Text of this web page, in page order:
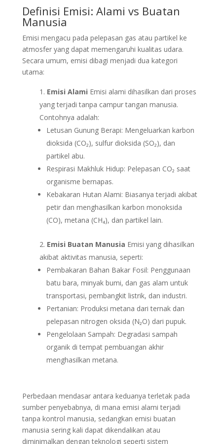
Definisi Emisi: Alami vs Buatan
Manusia
Emisi mengacu pada pelepasan gas atau partikel ke
atmosfer yang dapat memengaruhi kualitas udara.
Secara umum, emisi dibagi menjadi dua kategori
utama:
Emisi Alami Emisi alami dihasilkan dari proses
yang terjadi tanpa campur tangan manusia.
Contohnya adalah:
Letusan Gunung Berapi: Mengeluarkan karbon
dioksida (CO₂), sulfur dioksida (SO₂), dan
partikel abu.
Respirasi Makhluk Hidup: Pelepasan CO₂ saat
organisme bernapas.
Kebakaran Hutan Alami: Biasanya terjadi akibat
petir dan menghasilkan karbon monoksida
(CO), metana (CH₄), dan partikel lain.
Emisi Buatan Manusia Emisi yang dihasilkan
akibat aktivitas manusia, seperti:
Pembakaran Bahan Bakar Fosil: Penggunaan
batu bara, minyak bumi, dan gas alam untuk
transportasi, pembangkit listrik, dan industri.
Pertanian: Produksi metana dari ternak dan
pelepasan nitrogen oksida (N₂O) dari pupuk.
Pengelolaan Sampah: Degradasi sampah
organik di tempat pembuangan akhir
menghasilkan metana.
Perbedaan mendasar antara keduanya terletak pada
sumber penyebabnya, di mana emisi alami terjadi
tanpa kontrol manusia, sedangkan emisi buatan
manusia sering kali dapat dikendalikan atau
diminimalkan dengan teknologi seperti sistem